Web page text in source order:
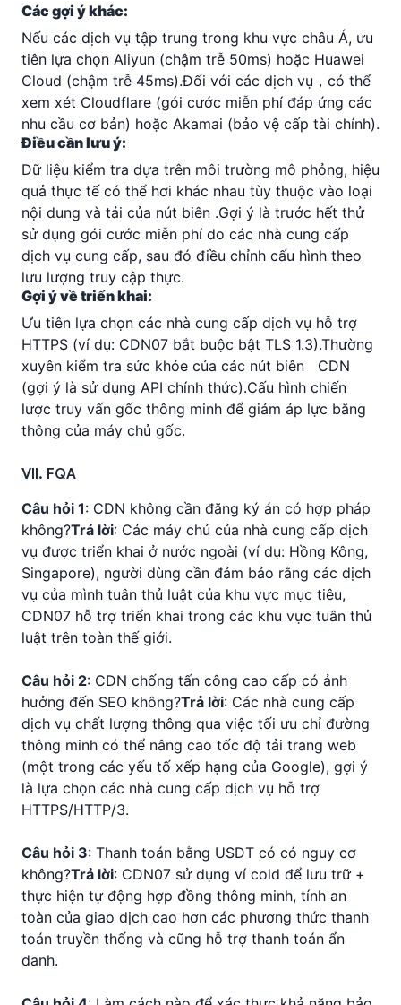
Các gợi ý khác:
Nếu các dịch vụ tập trung trong khu vực châu Á, ưu
tiên lựa chọn Aliyun (chậm trễ 50ms) hoặc Huawei
Cloud (chậm trễ 45ms).Đối với các dịch vụ，có thể
xem xét Cloudflare (gói cước miễn phí đáp ứng các
nhu cầu cơ bản) hoặc Akamai (bảo vệ cấp tài chính).
Điều cần lưu ý:
Dữ liệu kiểm tra dựa trên môi trường mô phỏng, hiệu
quả thực tế có thể hơi khác nhau tùy thuộc vào loại
nội dung và tải của nút biên .Gợi ý là trước hết thử
sử dụng gói cước miễn phí do các nhà cung cấp
dịch vụ cung cấp, sau đó điều chỉnh cấu hình theo
lưu lượng truy cập thực.
Gợi ý về triển khai:
Ưu tiên lựa chọn các nhà cung cấp dịch vụ hỗ trợ
HTTPS (ví dụ: CDN07 bắt buộc bật TLS 1.3).Thường
xuyên kiểm tra sức khỏe của các nút biên CDN
(gợi ý là sử dụng API chính thức).Cấu hình chiến
lược truy vấn gốc thông minh để giảm áp lực băng
thông của máy chủ gốc.
VII. FQA
Câu hỏi 1: CDN không cần đăng ký án có hợp pháp
không?Trả lời: Các máy chủ của nhà cung cấp dịch
vụ được triển khai ở nước ngoài (ví dụ: Hồng Kông,
Singapore), người dùng cần đảm bảo rằng các dịch
vụ của mình tuân thủ luật của khu vực mục tiêu,
CDN07 hỗ trợ triển khai trong các khu vực tuân thủ
luật trên toàn thế giới.
Câu hỏi 2: CDN chống tấn công cao cấp có ảnh
hưởng đến SEO không?Trả lời: Các nhà cung cấp
dịch vụ chất lượng thông qua việc tối ưu chỉ đường
thông minh có thể nâng cao tốc độ tải trang web
(một trong các yếu tố xếp hạng của Google), gợi ý
là lựa chọn các nhà cung cấp dịch vụ hỗ trợ
HTTPS/HTTP/3.
Câu hỏi 3: Thanh toán bằng USDT có có nguy cơ
không?Trả lời: CDN07 sử dụng ví cold để lưu trữ +
thực hiện tự động hợp đồng thông minh, tính an
toàn của giao dịch cao hơn các phương thức thanh
toán truyền thống và cũng hỗ trợ thanh toán ẩn
danh.